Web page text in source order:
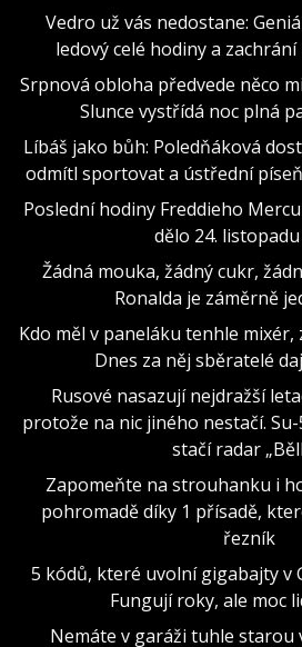
Vedro už vás nedostane:
ledový celé hodiny a
Srpnová obloha předvede něco
Slunce vystřídá noc plná
Líbáš jako bůh: Poledňáková
odmítl sportovat a ústřední
Poslední hodiny Freddieho
dělo 24. listopadu
Žádná mouka, žádný cukr,
Ronalda je záměrně
Kdo měl v paneláku tenhle mixér,
Dnes za něj sběratelé
Rusové nasazují nejdražší
protože na nic jiného nestačí.
stačí radar
Zapomeňte na strouhanku i
pohromadě díky 1 přísadě,
řezník
5 kódů, které uvolní gigabajty v
Fungují roky, ale moc
Nemáte v garáži tuhle starou